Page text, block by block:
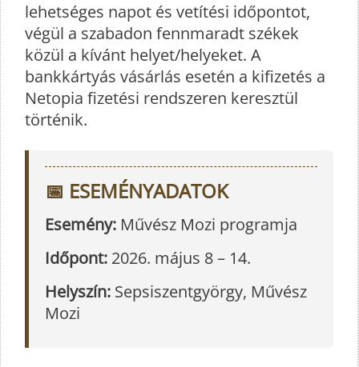
lehetséges napot és vetítési időpontot,
végül a szabadon fennmaradt székek
közül a kívánt helyet/helyeket. A
bankkártyás vásárlás esetén a kifizetés a
Netopia fizetési rendszeren keresztül
történik.
📅 ESEMÉNYADATOK
Esemény: Művész Mozi programja
Időpont: 2026. május 8 – 14.
Helyszín: Sepsiszentgyörgy, Művész
Mozi